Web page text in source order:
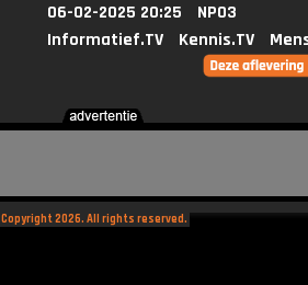
06-02-2025 20:25
NPO3
Informatief.TV
Kennis.TV
Copyright 2026. All rights reserved.